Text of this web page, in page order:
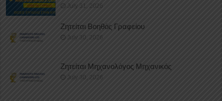
July 31, 2026
Ζητείται Βοηθός Γραφείου
July 30, 2026
Ζητείται Μηχανολόγος Μηχανικός
July 30, 2026